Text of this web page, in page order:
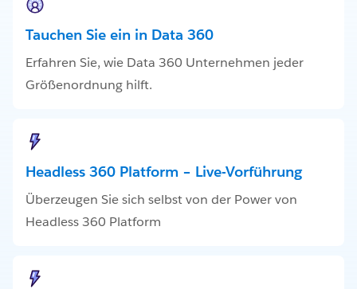
Tauchen Sie ein in Data 360
Erfahren Sie, wie Data 360 Unternehmen jeder
Größenordnung hilft.
Headless 360 Platform – Live-Vorführung
Überzeugen Sie sich selbst von der Power von
Headless 360 Platform